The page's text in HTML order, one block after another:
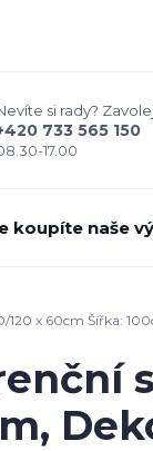
si rady?
733 565 150
17.00
koupíte naše
120 x 60cm Šířka: